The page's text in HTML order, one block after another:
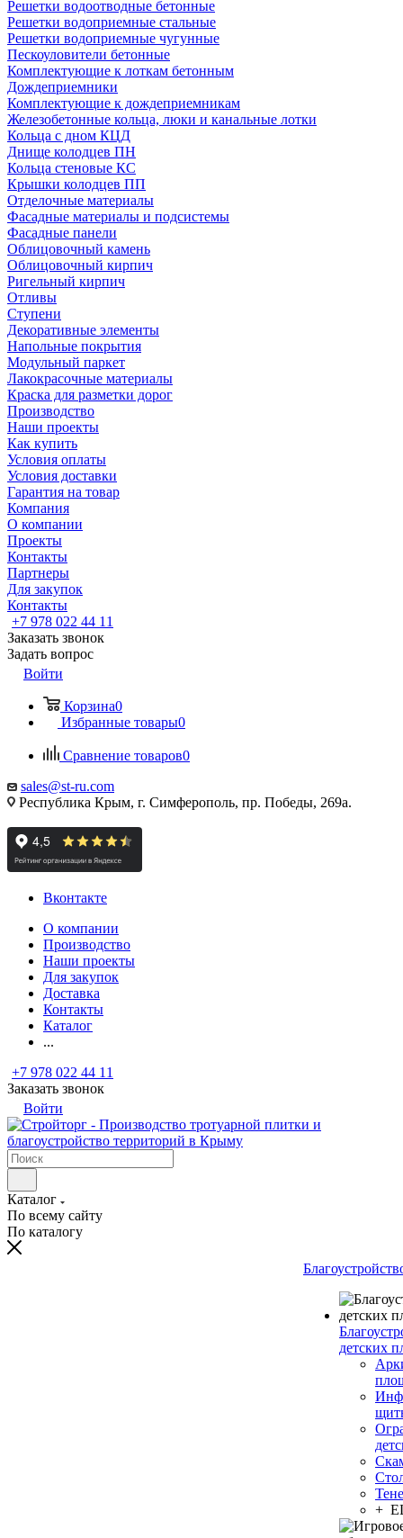
Решетки водоотводные бетонные
Решетки водоприемные стальные
Решетки водоприемные чугунные
Пескоуловители бетонные
Комплектующие к лоткам бетонным
Дождеприемники
Комплектующие к дождеприемникам
Железобетонные кольца, люки и канальные лотки
Кольца с дном КЦД
Днище колодцев ПН
Кольца стеновые КС
Крышки колодцев ПП
Отделочные материалы
Фасадные материалы и подсистемы
Фасадные панели
Облицовочный камень
Облицовочный кирпич
Ригельный кирпич
Отливы
Ступени
Декоративные элементы
Напольные покрытия
Модульный паркет
Лакокрасочные материалы
Краска для разметки дорог
Производство
Наши проекты
Как купить
Условия оплаты
Условия доставки
Гарантия на товар
Компания
О компании
Проекты
Контакты
Партнеры
Для закупок
Контакты
+7 978 022 44 11
Заказать звонок
Задать вопрос
Войти
Корзина0
Избранные товары0
Сравнение товаров0
sales@st-ru.com
Республика Крым, г. Симферополь, пр. Победы, 269а.
Вконтакте
О компании
Производство
Наши проекты
Для закупок
Доставка
Контакты
Каталог
...
+7 978 022 44 11
Заказать звонок
Войти
Каталог
По всему сайту
По каталогу
детских
+